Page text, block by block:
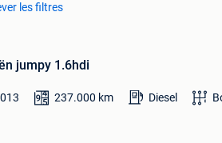
les filtres
jumpy 1.6hdi
237.000 km Diesel